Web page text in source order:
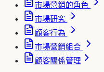
市場營銷的角色
市場研究
顧客行為
市場營銷組合
顧客關係管理